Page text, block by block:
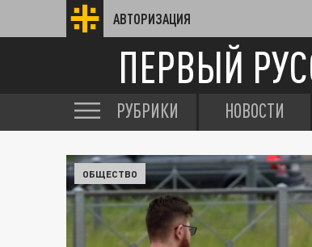
АВТОРИЗАЦИЯ
ПЕРВЫЙ
РУБРИКИ НОВОСТИ
ОБЩЕСТВО